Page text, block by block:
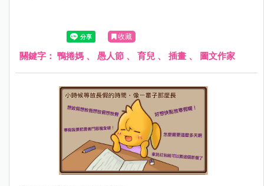
收藏
關鍵字： 鴨捲媽 、 愚人節 、 育兒 、 插畫 、 圖文作家